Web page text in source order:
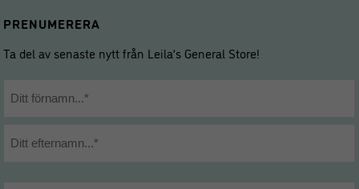
PRENUMERERA
Ta del av senaste nytt från Leila’s General Store!